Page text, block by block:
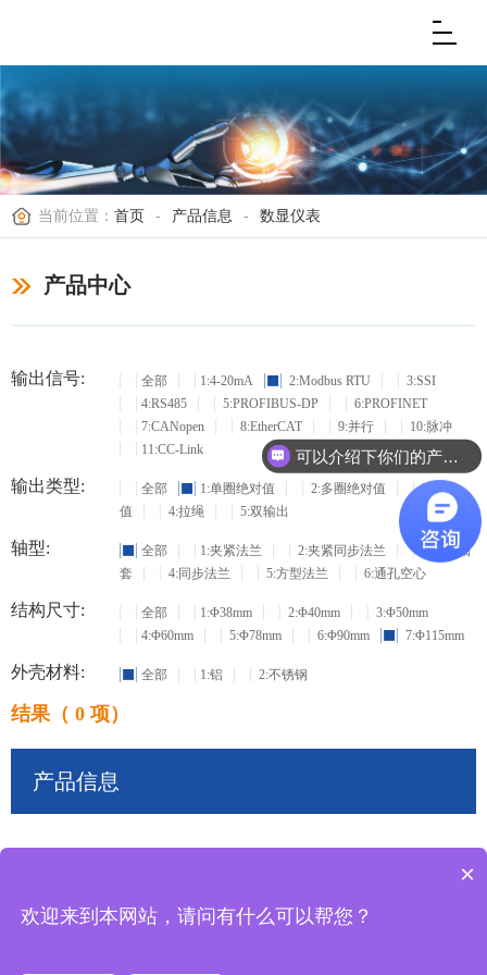
当前位置： 首页 - 产品信息 - 数显仪表
产品中心
输出信号: 全部 1:4-20mA 2:Modbus RTU
3:SSI
4:RS485
5:PROFIBUS-DP
6:PROFINET
7:CANopen
8:EtherCAT 9:并行
10:脉冲
11:CC-Link
输出类型: 全部 1:单圈绝对值 2:多圈绝对值
3:增量
值
4:拉绳 5:双输出
轴型: 全部 1:夹紧法兰 2:夹紧同步法兰
3:盲孔轴
套
4:同步法兰 5:方型法兰 6:通孔空心
结构尺寸: 全部 1:Φ38mm 2:Φ40mm
3:Φ50mm
4:Φ60mm
5:Φ78mm 6:Φ90mm 7:Φ115mm
外壳材料: 全部 1:铝 2:不锈钢
结果（ 0 项）
产品信息
可以介绍下你们的产品么？
×
欢迎来到本网站，请问有什么可以帮您？